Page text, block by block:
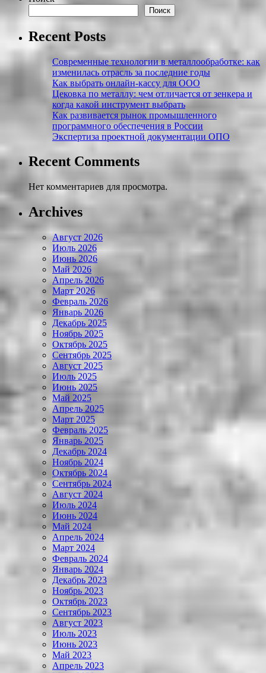
Поиск
Recent Posts
Современные технологии в металлообработке: как
изменилась отрасль за последние годы
Как выбрать онлайн-кассу для ООО
Цековка по металлу: чем отличается от зенкера и
когда какой инструмент выбрать
Как развивается рынок промышленного
программного обеспечения в России
Экспертиза проектной документации ОПО
Recent Comments
Нет комментариев для просмотра.
Archives
Август 2026
Июль 2026
Июнь 2026
Май 2026
Апрель 2026
Март 2026
Февраль 2026
Январь 2026
Декабрь 2025
Ноябрь 2025
Октябрь 2025
Сентябрь 2025
Август 2025
Июль 2025
Июнь 2025
Май 2025
Апрель 2025
Март 2025
Февраль 2025
Январь 2025
Декабрь 2024
Ноябрь 2024
Октябрь 2024
Сентябрь 2024
Август 2024
Июль 2024
Июнь 2024
Май 2024
Апрель 2024
Март 2024
Февраль 2024
Январь 2024
Декабрь 2023
Ноябрь 2023
Октябрь 2023
Сентябрь 2023
Август 2023
Июль 2023
Июнь 2023
Май 2023
Апрель 2023